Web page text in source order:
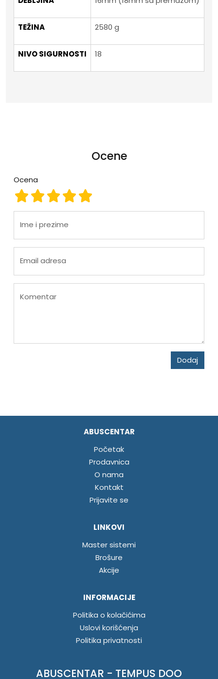
TEŽINA 2580 g
NIVO SIGURNOSTI 18
Ocene
Ocena
Ocena 5
Ocena 4
Ocena 3
Ocena 2
Ocena 1
Ime i prezime
Email adresa
Komentar
Dodaj
ABUSCENTAR
Početak
Prodavnica
O nama
Kontakt
Prijavite se
LINKOVI
Master sistemi
Brošure
Akcije
INFORMACIJE
Politika o kolačićima
Uslovi korišćenja
Politika privatnosti
ABUSCENTAR - TEMPUS DOO